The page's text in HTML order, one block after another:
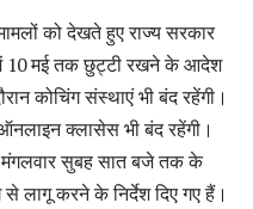
को देखते हुए राज्य सरकार
10 मई तक छुट्टी रखने के आदेश
कोचिंग संस्थाएं भी बंद रहेंगी।
क्लासेस भी बंद रहेंगी।
सुबह सात बजे तक के
से लागू करने के निर्देश दिए गए हैं।